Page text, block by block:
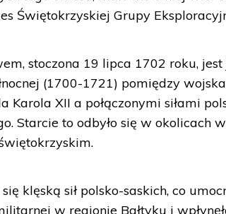
Świętokrzyskiej Grupy
stoczona 19 lipca 1702 roku,
(1700-1721) pomiędzy
Karola XII a połączonymi siłami
Starcie to odbyło się w okolicach
klęską sił polsko-saskich, co
w regionie Bałtyku i